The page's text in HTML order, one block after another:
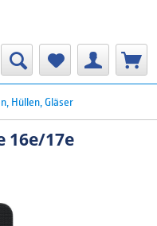
Hüllen, Gläser
16e/17e